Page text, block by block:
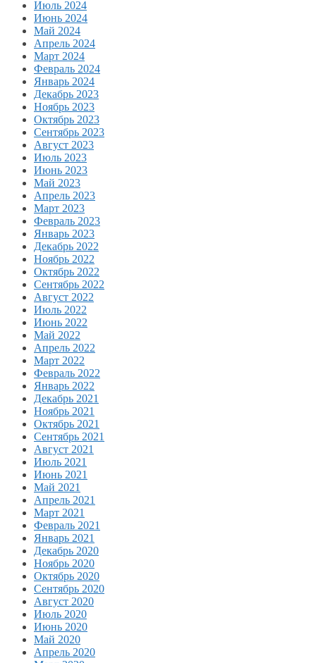
Июль 2024
Июнь 2024
Май 2024
Апрель 2024
Март 2024
Февраль 2024
Январь 2024
Декабрь 2023
Ноябрь 2023
Октябрь 2023
Сентябрь 2023
Август 2023
Июль 2023
Июнь 2023
Май 2023
Апрель 2023
Март 2023
Февраль 2023
Январь 2023
Декабрь 2022
Ноябрь 2022
Октябрь 2022
Сентябрь 2022
Август 2022
Июль 2022
Июнь 2022
Май 2022
Апрель 2022
Март 2022
Февраль 2022
Январь 2022
Декабрь 2021
Ноябрь 2021
Октябрь 2021
Сентябрь 2021
Август 2021
Июль 2021
Июнь 2021
Май 2021
Апрель 2021
Март 2021
Февраль 2021
Январь 2021
Декабрь 2020
Ноябрь 2020
Октябрь 2020
Сентябрь 2020
Август 2020
Июль 2020
Июнь 2020
Май 2020
Апрель 2020